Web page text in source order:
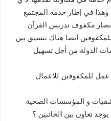
في إطار خدمة المجتمع
مكفوف تدريس القرآن
أيضا هناك تنسيق بين
الدولة من أجل تسهيل
للمكفوفين للاعمال
و المؤسسات الصحية
تعاون بين الجانبين ؟